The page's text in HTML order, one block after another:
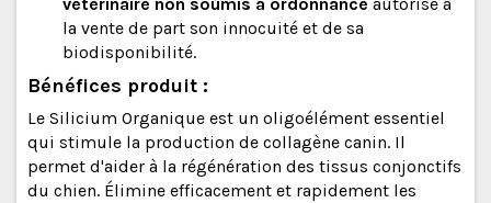
la vente de part son innocuité et de sa
biodisponibilité.
Bénéfices produit :
Le Silicium Organique est un oligoélément essentiel
qui stimule la production de collagène canin. Il
permet d'aider à la régénération des tissus conjonctifs
du chien. Élimine efficacement et rapidement les